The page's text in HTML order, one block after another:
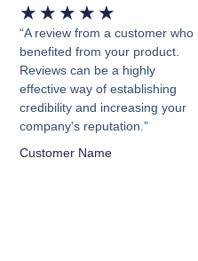
★ ★ ★ ★ ★
con
5
de
5
“A review from a customer who
benefited from your product.
Reviews can be a highly
effective way of establishing
credibility and increasing your
company's reputation.”
Customer Name